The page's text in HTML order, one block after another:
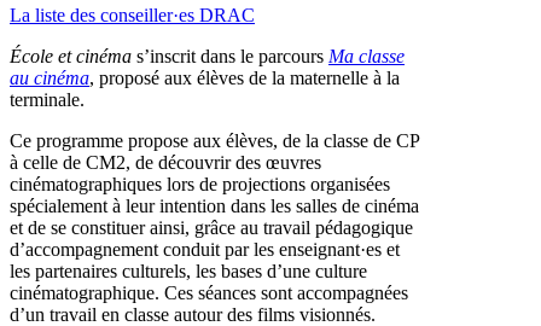
La liste des conseiller·es DRAC
École et cinéma s’inscrit dans le parcours Ma classe
au cinéma, proposé aux élèves de la maternelle à la
terminale.
Ce programme propose aux élèves, de la classe de CP
à celle de CM2, de découvrir des œuvres
cinématographiques lors de projections organisées
spécialement à leur intention dans les salles de cinéma
et de se constituer ainsi, grâce au travail pédagogique
d’accompagnement conduit par les enseignant·es et
les partenaires culturels, les bases d’une culture
cinématographique. Ces séances sont accompagnées
d’un travail en classe autour des films visionnés.